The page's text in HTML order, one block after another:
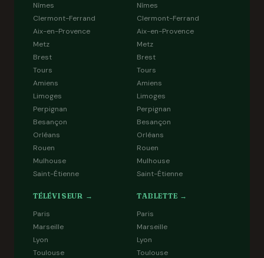
Nîmes
Clermont-Ferrand
Aix-en-Provence
Metz
Brest
Tours
Amiens
Limoges
Perpignan
Besançon
Orléans
Rouen
Mulhouse
Saint-Étienne
Nîmes
Clermont-Ferrand
Aix-en-Provence
Metz
Brest
Tours
Amiens
Limoges
Perpignan
Besançon
Orléans
Rouen
Mulhouse
Saint-Étienne
TÉLÉVISEUR →
Paris
Marseille
Lyon
Toulouse
TABLETTE →
Paris
Marseille
Lyon
Toulouse